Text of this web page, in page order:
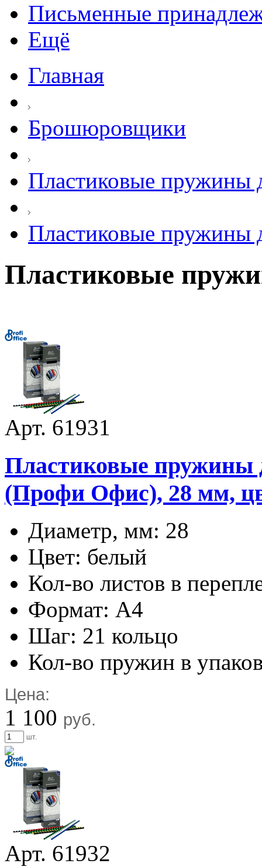
Письменные
Ещё
Главная
Брошюровщики
Пластиковые пружины
Пластиковые пружины
Пластиковые
Арт. 61931
Пластиковые пружины
(Профи Офис), 28 мм,
Диаметр, мм: 28
Цвет: белый
Кол-во листов в
Формат: А4
Шаг: 21 кольцо
Кол-во пружин в
Цена:
1 100 руб.
шт.
Арт. 61932